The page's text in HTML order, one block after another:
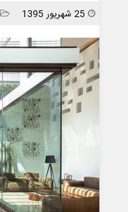
انتشار
25 شهریور 1395